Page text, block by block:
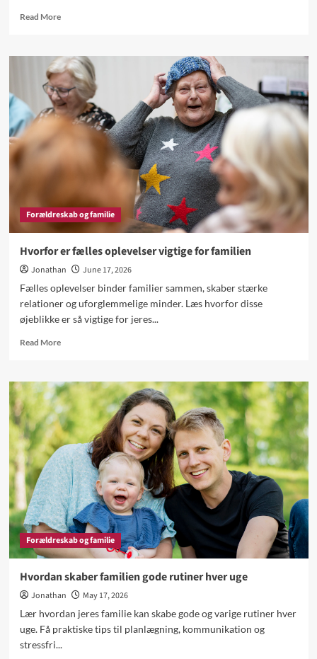
Read MoreRead
Hvad
er
hemmeligheden
bag
en
tidløs
Forældreskab og familie
Hvorfor er fælles oplevelser vigtige for familien
Jonathan
June 17, 2026
Fælles oplevelser binder familier sammen, skaber stærke
relationer og uforglemmelige minder. Læs hvorfor disse
øjeblikke er så vigtige for jeres...
Read MoreRead
Hvorfor
er
fælles
oplevelser
vigtige
for
familien
Forældreskab og familie
Hvordan skaber familien gode rutiner hver uge
Jonathan
May 17, 2026
Lær hvordan jeres familie kan skabe gode og varige rutiner hver
uge. Få praktiske tips til planlægning, kommunikation og
stressfri...